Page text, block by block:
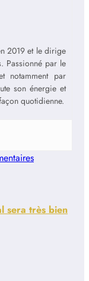
2019 et le dirige
Passionné par le
notamment par
son énergie et
quotidienne.
sera très bien